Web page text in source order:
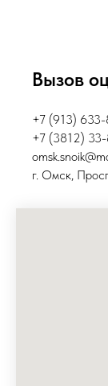
Вызов
+7 (913)
+7 (3812)
г. Омск,